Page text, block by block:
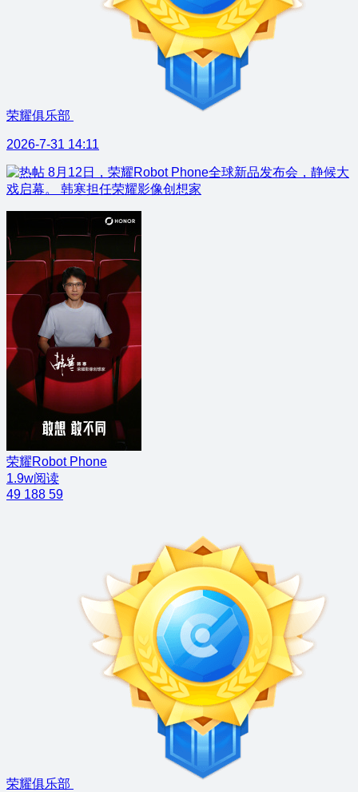
荣耀俱乐部
2026-7-31 14:11
8月12日，荣耀Robot Phone全球新品发布会，静候大
戏启幕。 韩寒担任荣耀影像创想家
荣耀Robot Phone
1.9w阅读
49 188 59
荣耀俱乐部